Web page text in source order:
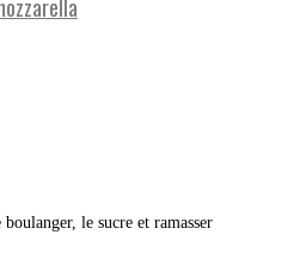
le sucre et ramasser